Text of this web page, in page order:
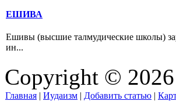
ЕШИВА
Ешивы (высшие талмудические школы)
ин...
Copyright ©
Главная | Иудаизм | Добавить статью |